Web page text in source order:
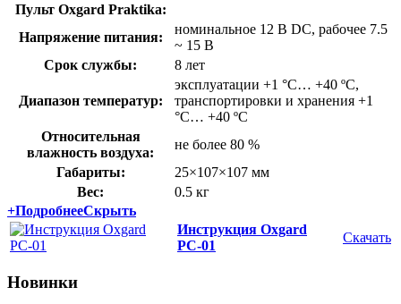
Пульт Oxgard Praktika:
Напряжение питания:
номинальное 12 В DC, рабочее 7.5
~ 15 В
Срок службы:
8 лет
Диапазон температур:
эксплуатации +1 °C… +40 ºC,
транспортировки и хранения +1
°C… +40 ºC
Относительная
влажность воздуха:
не более 80 %
Габариты:
25×107×107 мм
Вес:
0.5 кг
+ПодробнееСкрыть
Инструкция Oxgard
РС-01
Скачать
Новинки